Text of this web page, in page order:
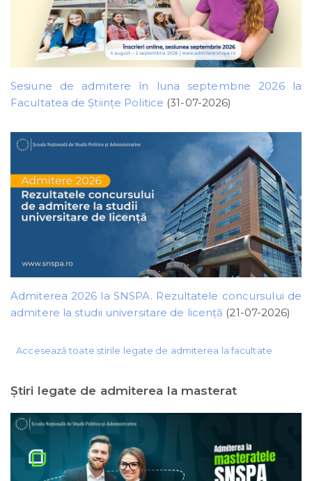
Sesiune de admitere în luna septembrie 2026 la
Facultatea de Științe Politice (31-07-2026)
Admiterea 2026 la SNSPA. Rezultatele concursului de
admitere la studii universitare de licență (21-07-2026)
Accesează toate știrile legate de admiterea la facultate
Ştiri legate de admiterea la masterat